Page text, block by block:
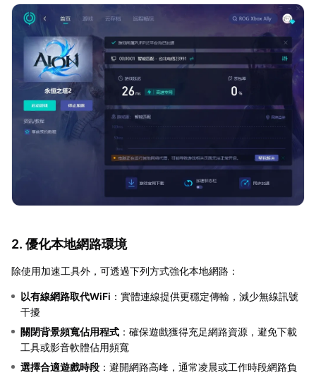
2. 優化本地網路環境
除使用加速工具外，可透過下列方式強化本地網路：
以有線網路取代WiFi ：實體連線提供更穩定傳輸，減少無線訊號
干擾
關閉背景頻寬佔用程式 ：確保遊戲獲得充足網路資源，避免下載
工具或影音軟體佔用頻寬
選擇合適遊戲時段 ：避開網路高峰，通常凌晨或工作時段網路負